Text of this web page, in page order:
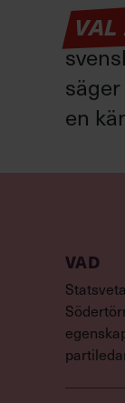
en
VAD